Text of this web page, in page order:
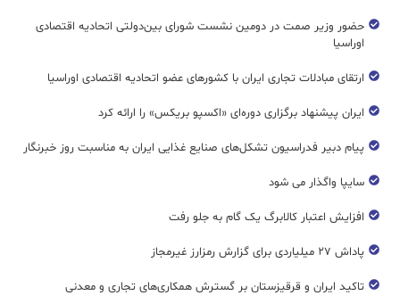
حضور وزیر صمت در دومین نشست شورای بین‌دولتی اتحادیه اقتصادی
اوراسیا
ارتقای مبادلات تجاری ایران با کشورهای عضو اتحادیه اقتصادی اوراسیا
ایران پیشنهاد برگزاری دوره‌ای «اکسپو بریکس» را ارائه کرد
پیام دبیر فدراسیون تشکل‌های صنایع غذایی ایران به مناسبت روز خبرنگار
سایپا واگذار می شود
افزایش اعتبار کالابرگ یک گام به جلو رفت
پاداش ۲۷ میلیاردی برای گزارش رمزارز غیرمجاز
تاکید ایران و قرقیزستان بر گسترش همکاری‌های تجاری و معدنی